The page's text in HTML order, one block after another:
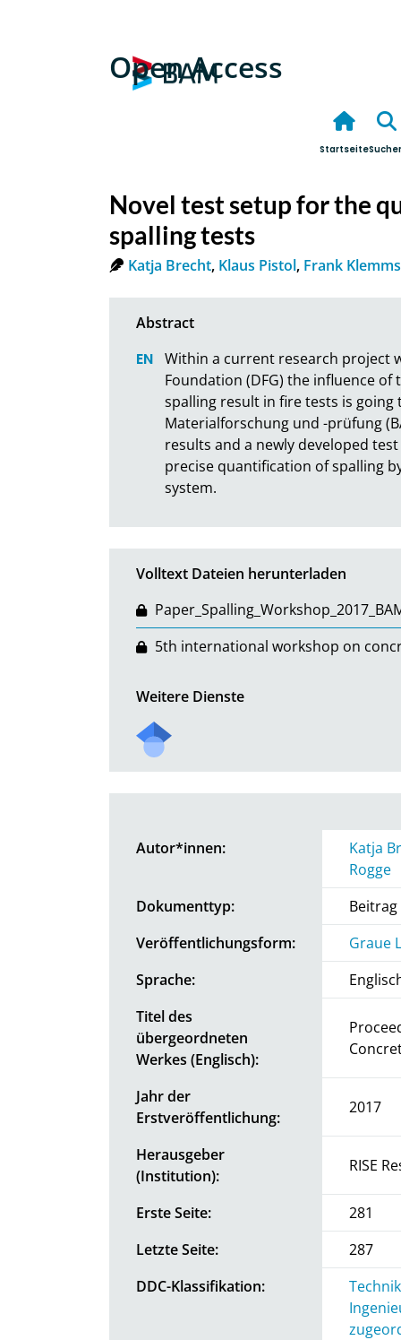
Open Access
Startseite
Novel test setup for the
spalling tests
Katja Brecht, Klaus Pistol, Frank
Within a current research project
Foundation (DFG) the influence
spalling result in fire tests is
Materialforschung und -prüfung
results and a newly developed
precise quantification of spalling
system.
Volltext Dateien herunterladen
5th international workshop on
Weitere Dienste
Autor*innen:
Katja
Rogge
Dokumenttyp:
Veröffentlichungsform:
Graue
Sprache:
Titel des
übergeordneten
Werkes (Englisch):
Jahr der
Erstveröffentlichung:
2017
Herausgeber
(Institution):
RISE
Erste Seite:
281
Letzte Seite:
287
DDC-Klassifikation: